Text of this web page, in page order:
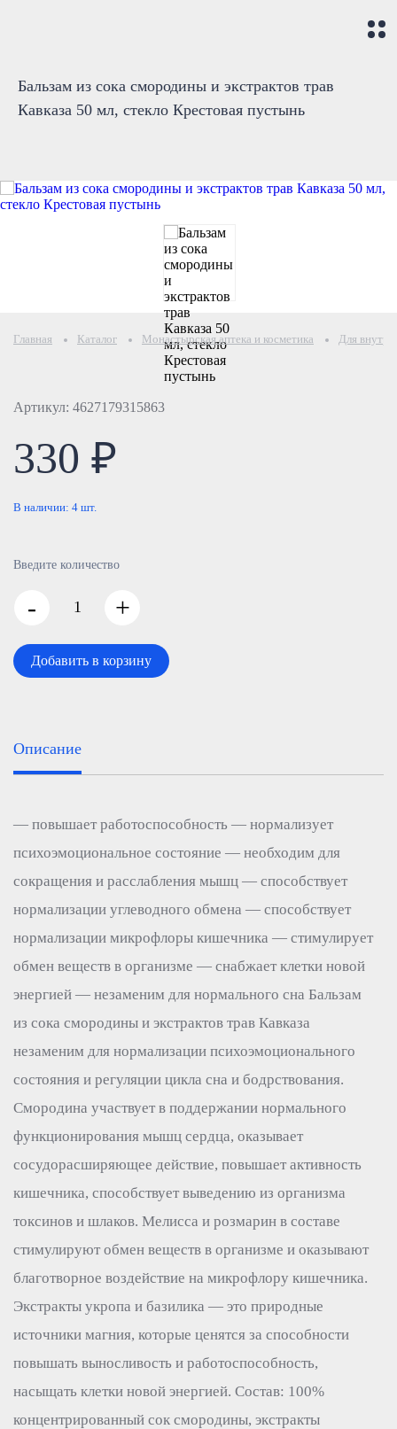
Бальзам из сока смородины и экстрактов трав
Кавказа 50 мл, стекло Крестовая пустынь
Главная Каталог Монастырская аптека и косметика Для
Артикул: 4627179315863
330 ₽
В наличии: 4 шт.
Введите количество
- +
Добавить в корзину
Описание
— повышает работоспособность — нормализует
психоэмоциональное состояние — необходим для
сокращения и расслабления мышц — способствует
нормализации углеводного обмена — способствует
нормализации микрофлоры кишечника — стимулирует
обмен веществ в организме — снабжает клетки новой
энергией — незаменим для нормального сна Бальзам
из сока смородины и экстрактов трав Кавказа
незаменим для нормализации психоэмоционального
состояния и регуляции цикла сна и бодрствования.
Смородина участвует в поддержании нормального
функционирования мышц сердца, оказывает
сосудорасширяющее действие, повышает активность
кишечника, способствует выведению из организма
токсинов и шлаков. Мелисса и розмарин в составе
стимулируют обмен веществ в организме и оказывают
благотворное воздействие на микрофлору кишечника.
Экстракты укропа и базилика — это природные
источники магния, которые ценятся за способности
повышать выносливость и работоспособность,
насыщать клетки новой энергией. Состав: 100%
концентрированный сок смородины, экстракты